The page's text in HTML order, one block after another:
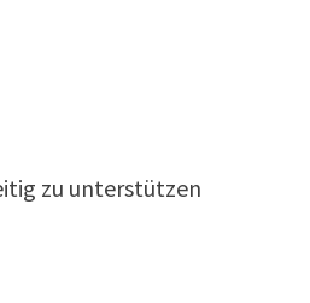
zu unterstützen